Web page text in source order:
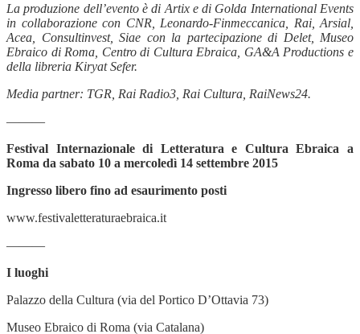
La produzione dell’evento è di Artix e di Golda International Events
in collaborazione con CNR, Leonardo-Finmeccanica, Rai, Arsial,
Acea, Consultinvest, Siae con la partecipazione di Delet, Museo
Ebraico di Roma, Centro di Cultura Ebraica, GA&A Productions e
della libreria Kiryat Sefer.
Media partner: TGR, Rai Radio3, Rai Cultura, RaiNews24.
———
Festival Internazionale di Letteratura e Cultura Ebraica a
Roma da sabato 10 a mercoledì 14 settembre 2015
Ingresso libero fino ad esaurimento posti
www.festivaletteraturaebraica.it
———
I luoghi
Palazzo della Cultura (via del Portico D’Ottavia 73)
Museo Ebraico di Roma (via Catalana)